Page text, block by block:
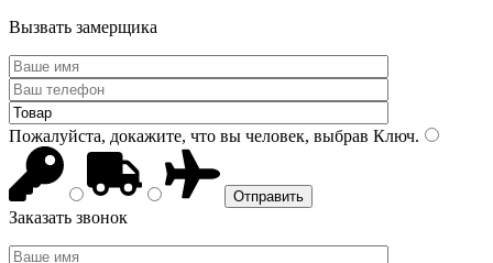
Вызвать замерщика
Пожалуйста, докажите, что вы человек, выбрав Ключ.
Заказать звонок